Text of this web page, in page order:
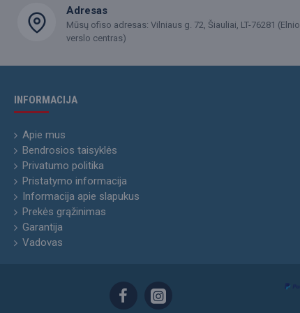
Adresas
Mūsų ofiso adresas: Vilniaus g. 72, Šiauliai, LT-76281 (Elnio
verslo centras)
INFORMACIJA
Apie mus
Bendrosios taisyklės
Privatumo politika
Pristatymo informacija
Informacija apie slapukus
Prekės grąžinimas
Garantija
Vadovas